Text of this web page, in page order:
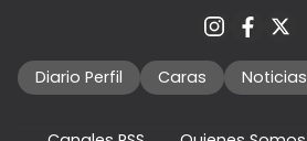
Diario Perfil Caras Noticias